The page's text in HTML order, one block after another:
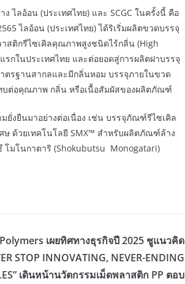
ลอ้อน (ประเทศไทย) และ SCGC ในครั้งนี้ คือ
ไลอ้อน (ประเทศไทย) ได้ริเริ่มผลิตขวดบรรจุ
สติกรีไซเคิลคุณภาพสูงชนิดไร้กลิ่น (High
รกในประเทศไทย และต่อยอดสู่การผลิตฝาบรรจุ
รฐานสากลและมีกลิ่นหอม บรรจุภายในขวด
บต่อคุณภาพ กลิ่น หรือเนื้อสัมผัสของผลิตภัณฑ์
ยั่งยืนมาอย่างต่อเนื่อง เช่น บรรจุภัณฑ์รีไซเคิล
ด้วยเทคโนโลยี SMX™ สำหรับผลิตภัณฑ์ล้าง
มโนกาตาริ (Shokubutsu Monogatari)
เผยทิศทางธุรกิจปี 2025 ชูแนวคิด
STOP INNOVATING, NEVER-ENDING
เดินหน้านวัตกรรมเม็ดพลาสติก PP ตอบ